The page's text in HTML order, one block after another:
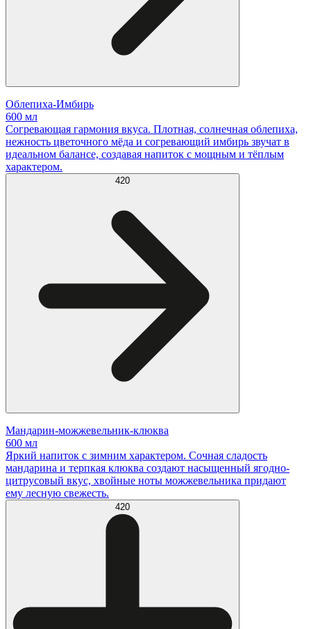
Облепиха-Имбирь
600 мл
Согревающая гармония вкуса. Плотная, солнечная облепиха,
нежность цветочного мёда и согревающий имбирь звучат в
идеальном балансе, создавая напиток с мощным и тёплым
характером.
420
Мандарин-можжевельник-клюква
600 мл
Яркий напиток с зимним характером. Сочная сладость
мандарина и терпкая клюква создают насыщенный ягодно-
цитрусовый вкус, хвойные ноты можжевельника придают
ему лесную свежесть.
420